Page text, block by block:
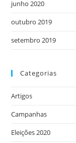
junho 2020
outubro 2019
setembro 2019
Categorias
Artigos
Campanhas
Eleições 2020